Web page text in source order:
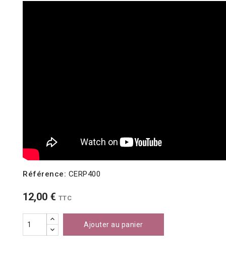
Référence: CERP400
12,00 € TTC
Ajouter au panier